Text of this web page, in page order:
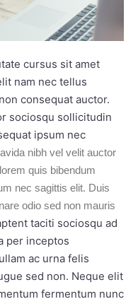
cursus sit amet
nam nec tellus
consequat auctor.
sociosqu sollicitudin
ipsum nec
nibh vel velit auctor
quis bibendum
nec sagittis elit. Duis
odio sed non mauris
taciti sociosqu ad
per inceptos
ac urna felis
sed non. Neque elit
fermentum nunc